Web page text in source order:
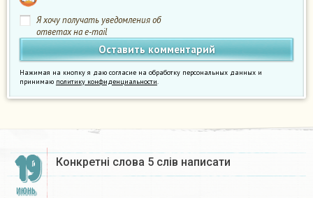
Я хочу получать уведомления об
ответах на e-mail
Нажимая на кнопку я даю согласие на обработку персональных данных и
принимаю политику конфиденциальности.
19
ИЮНЬ
Конкретні слова 5 слів написати